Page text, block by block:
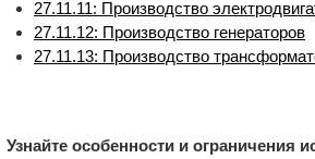
27.11.11: Производство
27.11.12: Производство генераторов
27.11.13: Производство
Узнайте особенности и ограничения